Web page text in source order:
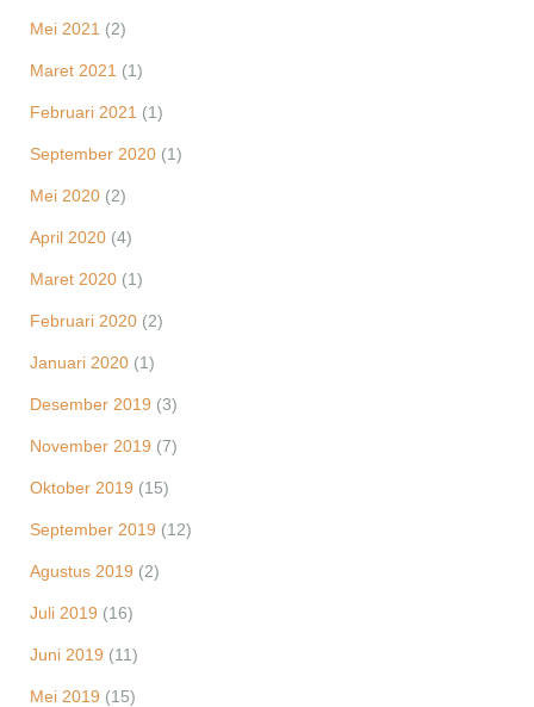
Mei 2021 (2)
Maret 2021 (1)
Februari 2021 (1)
September 2020 (1)
Mei 2020 (2)
April 2020 (4)
Maret 2020 (1)
Februari 2020 (2)
Januari 2020 (1)
Desember 2019 (3)
November 2019 (7)
Oktober 2019 (15)
September 2019 (12)
Agustus 2019 (2)
Juli 2019 (16)
Juni 2019 (11)
Mei 2019 (15)